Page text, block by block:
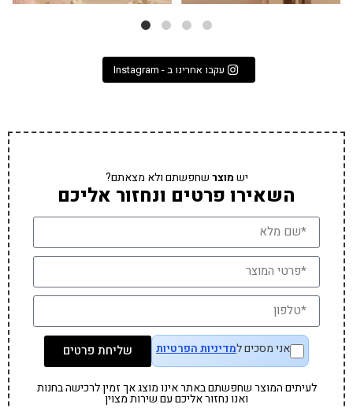
עקבו אחרינו ב - Instagram
ישמוצרשחפשתם ולא מצאתם?
השאירו פרטים ונחזור אליכם
אני מסכים למדיניות הפרטיות שליחת פרטים
לעיתים המוצר שחפשתם באתר אינו מוצג אך זמין לרכישה בחנות
ואנו נחזור אליכם עם שירות מצוין